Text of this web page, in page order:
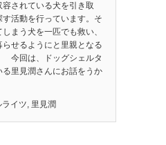
されている犬を引き取
活動を行っています。そ
まう犬を一匹でも救い、
せるようにと里親となる
今回は、ドッグシェルタ
里見潤さんにお話をうか
ライツ, 里見潤